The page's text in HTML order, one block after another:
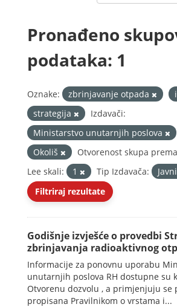
Pronađeno
podataka: 1
Oznake: zbrinjavanje otpada
strategija
Izdavači:
Ministarstvo unutarnjih poslova
Okoliš
Otvorenost skupa
Lee skali:
1 Tip Izdavača:
Filtriraj rezultate
Godišnje izvješće o provedbi
zbrinjavanja radioaktivnog
Informacije za ponovnu uporabu
unutarnjih poslova RH dostupne su
Otvorenu dozvolu , a primjenjuju se
propisana Pravilnikom o vrstama i...